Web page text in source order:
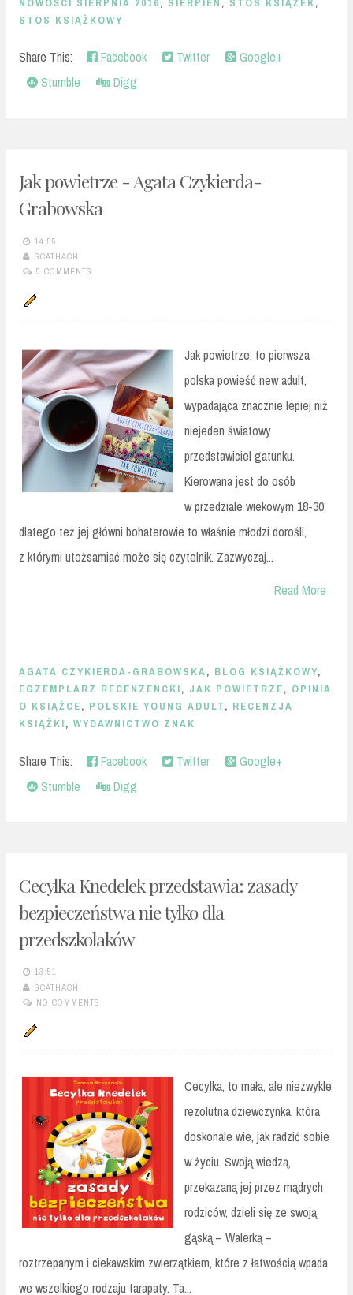
STOS KSIĄŻKOWY
Share This: Facebook Twitter
Google+
Stumble
Digg
Jak powietrze - Agata Czykierda-
Grabowska
14:55
SCATHACH
5 COMMENTS
Jak powietrze, to pierwsza
polska powieść new adult,
wypadająca znacznie lepiej niż
niejeden światowy
przedstawiciel gatunku.
Kierowana jest do osób
w przedziale wiekowym 18-30,
dlatego też jej główni bohaterowie to właśnie młodzi dorośli,
z którymi utożsamiać może się czytelnik. Zazwyczaj...
Read More
AGATA CZYKIERDA-GRABOWSKA, BLOG KSIĄŻKOWY,
EGZEMPLARZ RECENZENCKI, JAK POWIETRZE, OPINIA
O KSIĄŻCE, POLSKIE YOUNG ADULT, RECENZJA
KSIĄŻKI, WYDAWNICTWO ZNAK
Share This: Facebook Twitter
Google+
Stumble
Digg
Cecylka Knedelek przedstawia: zasady
bezpieczeństwa nie tylko dla
przedszkolaków
13:51
SCATHACH
NO COMMENTS
Cecylka, to mała, ale niezwykle
rezolutna dziewczynka, która
doskonale wie, jak radzić sobie
w życiu. Swoją wiedzą,
przekazaną jej przez mądrych
rodziców, dzieli się ze swoją
gąską – Walerką –
roztrzepanym i ciekawskim zwierzątkiem, które z łatwością wpada
we wszelkiego rodzaju tarapaty. Ta...